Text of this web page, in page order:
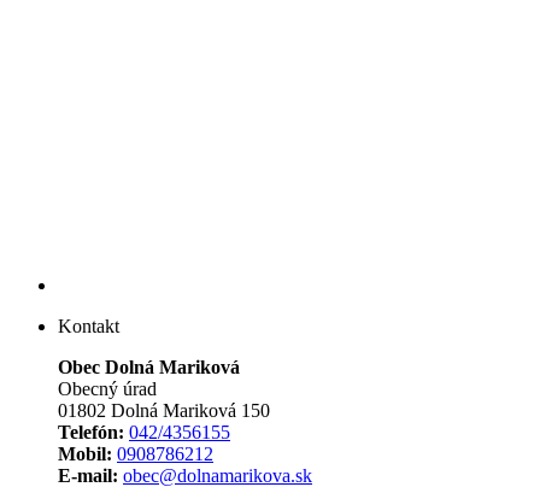
Kontakt
Obec Dolná Mariková
Obecný úrad
01802 Dolná Mariková 150
Telefón: 042/4356155
Mobil: 0908786212
E-mail: obec@dolnamarikova.sk